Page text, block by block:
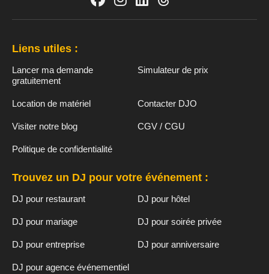
Liens utiles :
Lancer ma demande
gratuitement
Simulateur de prix
Location de matériel Contacter DJO
Visiter notre blog CGV / CGU
Politique de confidentialité
Trouvez un DJ pour votre événement :
DJ pour restaurant DJ pour hôtel
DJ pour mariage DJ pour soirée privée
DJ pour entreprise DJ pour anniversaire
DJ pour agence événementiel